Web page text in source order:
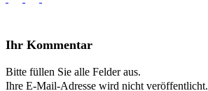
Ihr Kommentar
Bitte füllen Sie alle Felder aus.
Ihre E-Mail-Adresse wird nicht veröffentlicht.